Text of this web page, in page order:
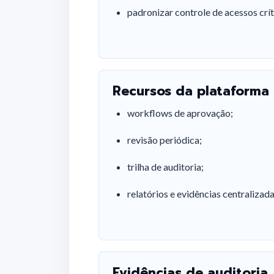
padronizar controle de acessos
Recursos da plataforma
workflows de aprovação;
revisão periódica;
trilha de auditoria;
relatórios e evidências